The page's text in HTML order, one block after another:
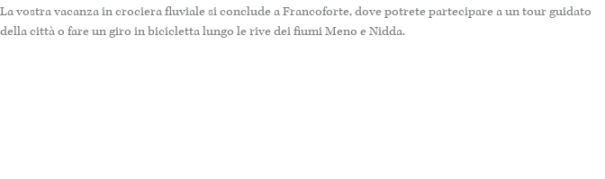
La vostra vacanza in crociera fluviale si conclude a Francoforte, dove potrete partecipare a un tour guidato
della città o fare un giro in bicicletta lungo le rive dei fiumi Meno e Nidda.